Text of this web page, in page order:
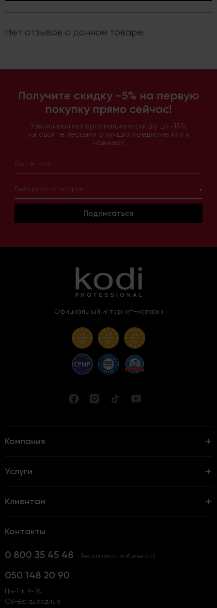
Нет отзывов о данном товаре.
Получите скидку -5% на первую
покупку прямо сейчас!
Увеличивайте персональную скидку до -15%,
узнавайте первыми о лучших предложениях и
новинках
Выберите категории
Подписаться
Официальный интернет-магазин
Компания
Услуги
Клиентам
Контакты
0 800 35 45 48 Бесплатно с мобильного!
050 148 20 90
Пн-Пт: 9-18
Сб-Вс: выходные